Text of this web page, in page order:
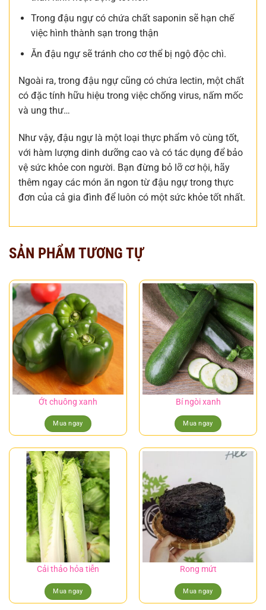
Trong đậu ngự có chứa chất saponin sẽ hạn chế
việc hình thành sạn trong thận
Ăn đậu ngự sẽ tránh cho cơ thể bị ngộ độc chì.
Ngoài ra, trong đậu ngự cũng có chứa lectin, một chất
có đặc tính hữu hiệu trong việc chống virus, nấm mốc
và ung thư…
Như vậy, đậu ngự là một loại thực phẩm vô cùng tốt,
với hàm lượng dinh dưỡng cao và có tác dụng để bảo
vệ sức khỏe con người. Bạn đừng bỏ lỡ cơ hội, hãy
thêm ngay các món ăn ngon từ đậu ngự trong thực
đơn của cả gia đình để luôn có một sức khỏe tốt nhất.
SẢN PHẨM TƯƠNG TỰ
Ớt chuông xanh
Mua ngay
Bí ngòi xanh
Mua ngay
Cải thảo hỏa tiễn
Mua ngay
Rong mứt
Mua ngay